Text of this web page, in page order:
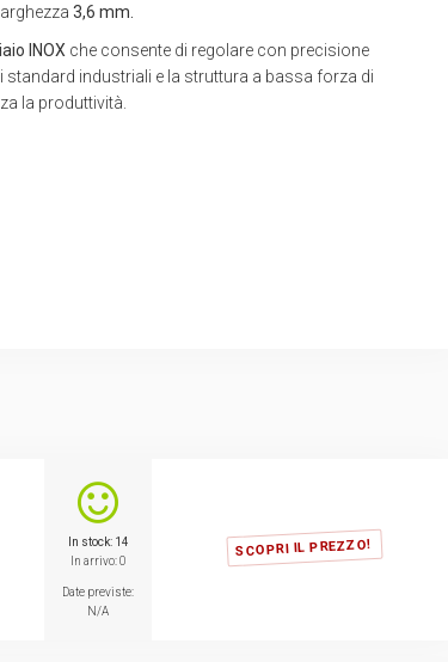
, larghezza 3,6 mm.
INOX che consente di regolare con precisione
standard industriali e la struttura a bassa forza di
la produttività.
SCOPRI IL PREZZO!
In stock: 14
In arrivo: 0
Date previste:
N/A